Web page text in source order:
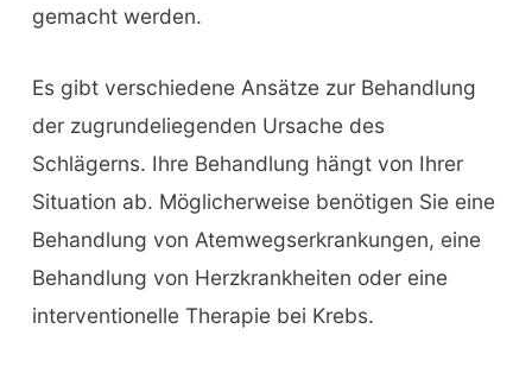
gemacht werden.
Es gibt verschiedene Ansätze zur Behandlung
der zugrundeliegenden Ursache des
Schlägerns. Ihre Behandlung hängt von Ihrer
Situation ab. Möglicherweise benötigen Sie eine
Behandlung von Atemwegserkrankungen, eine
Behandlung von Herzkrankheiten oder eine
interventionelle Therapie bei Krebs.